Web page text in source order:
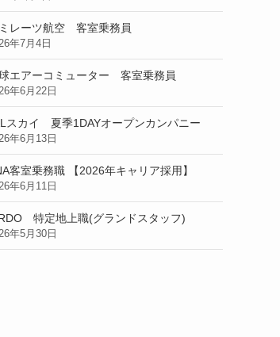
レーツ航空 客室乗務員
年7月4日
エアーコミューター 客室乗務員
年6月22日
スカイ 夏季1DAYオープンカンパニー
年6月13日
客室乗務職 【2026年キャリア採用】
年6月11日
特定地上職(グランドスタッフ)
年5月30日